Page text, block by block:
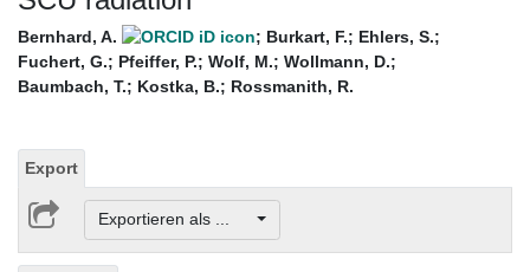
Bernhard, A. ; Burkart, F.; Ehlers, S.;
Fuchert, G.; Pfeiffer, P.; Wolf, M.; Wollmann, D.;
Baumbach, T.; Kostka, B.; Rossmanith, R.
Export
Exportieren als ...